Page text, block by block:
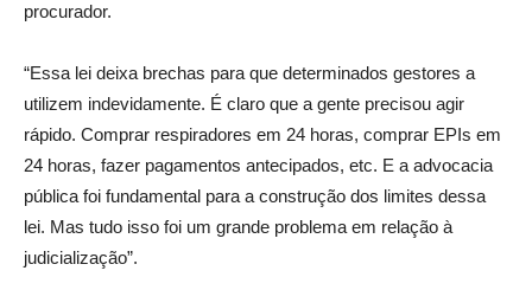
procurador.
“Essa lei deixa brechas para que determinados gestores a
utilizem indevidamente. É claro que a gente precisou agir
rápido. Comprar respiradores em 24 horas, comprar EPIs em
24 horas, fazer pagamentos antecipados, etc. E a advocacia
pública foi fundamental para a construção dos limites dessa
lei. Mas tudo isso foi um grande problema em relação à
judicialização”.